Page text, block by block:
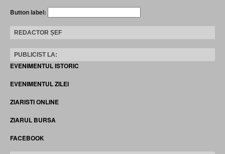
Button label:
REDACTOR ȘEF
PUBLICIST LA:
EVENIMENTUL ISTORIC
EVENIMENTUL ZILEI
ZIARISTI ONLINE
ZIARUL BURSA
FACEBOOK